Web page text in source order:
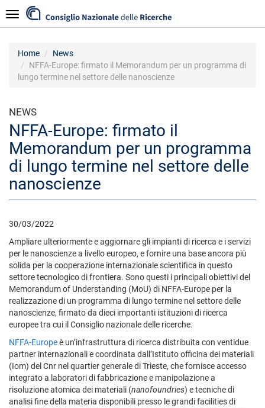
to
main
Navigazione
Home
News
NFFA-Europe: firmato il Memorandum per un programma di
lungo termine nel settore delle nanoscienze
NEWS
NFFA-Europe: firmato il
Memorandum per un programma
di lungo termine nel settore delle
nanoscienze
30/03/2022
Ampliare ulteriormente e aggiornare gli impianti di ricerca e i servizi
per le nanoscienze a livello europeo, e fornire una base ancora più
solida per la cooperazione internazionale scientifica in questo
settore tecnologico di frontiera. Sono questi i principali obiettivi del
Memorandum of Understanding (MoU) di NFFA-Europe per la
realizzazione di un programma di lungo termine nel settore delle
nanoscienze, firmato da dieci importanti istituzioni di ricerca
europee tra cui il Consiglio nazionale delle ricerche.
NFFA-Europeè un’infrastruttura di ricerca distribuita con ventidue
partner internazionali e coordinata dall’Istituto officina dei materiali
(Iom) del Cnr nel quartier generale di Trieste, che fornisce accesso
integrato a laboratori di fabbricazione e manipolazione a
risoluzione atomica dei materiali (nanofoundries) e tecniche di
analisi fine della materia disponibili presso le grandi facilities di